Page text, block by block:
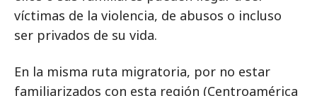
víctimas de la violencia, de abusos o incluso
ser privados de su vida.
En la misma ruta migratoria, por no estar
familiarizados con esta región (Centroamérica